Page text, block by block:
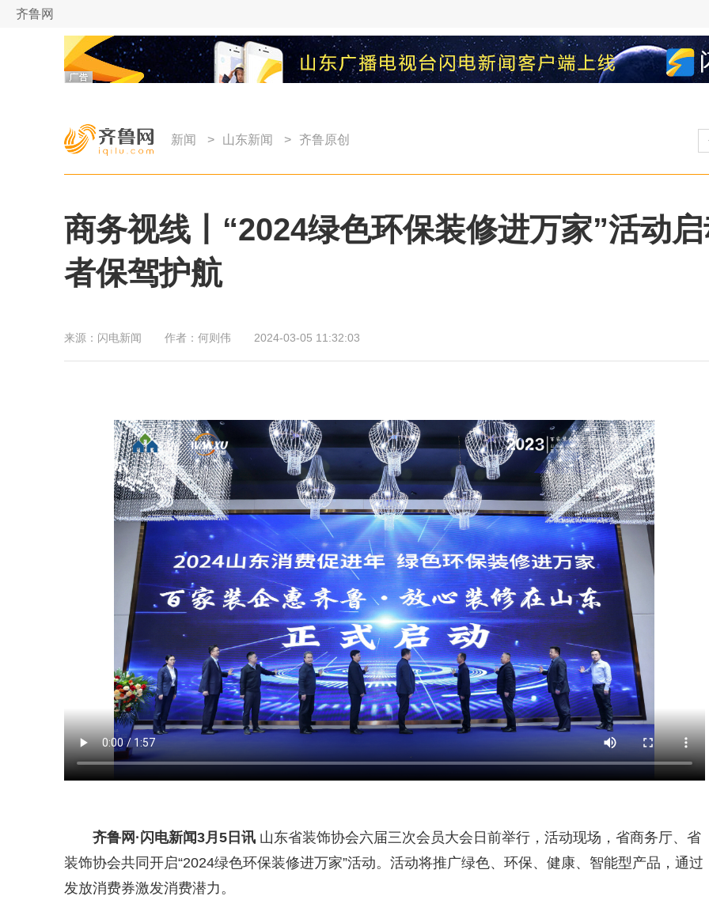
齐鲁网
新闻 > 山东新闻 > 齐鲁原创
商务视线丨“2024绿色环保装修进万家”活动
者保驾护航
来源： 闪电新闻 作者： 何则伟 2024-03-05 11:32:03
齐鲁网 ·闪电新闻3月5日讯山东省装饰协会六届三次会员大会日前举行，活动现场，省商务厅、省
装饰协会共同开启“2024绿色环保装修进万家”活动。活动将推广绿色、环保、健康、智能型产品，通过
发放消费券激发消费潜力。